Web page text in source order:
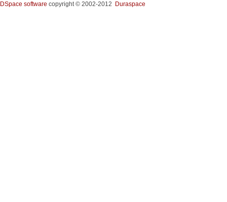
DSpace software copyright © 2002-2012 Duraspace